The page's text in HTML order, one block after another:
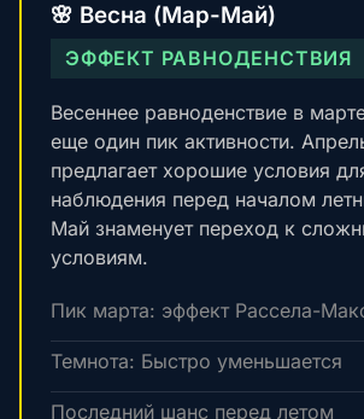
🌸 Весна (Мар-Май)
ЭФФЕКТ РАВНОДЕНСТВИЯ
Весеннее равноденствие в
еще один пик активности.
предлагает хорошие условия
наблюдения перед началом
Май знаменует переход к
условиям.
Пик марта: эффект Рассела-
Темнота: Быстро уменьшается
Последний шанс перед летом